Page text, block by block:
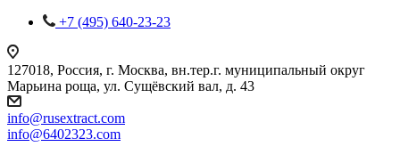
+7 (495) 640-23-23
127018, Россия, г. Москва, вн.тер.г. муниципальный округ
Марьина роща, ул. Сущёвский вал, д. 43
info@rusextract.com
info@6402323.com